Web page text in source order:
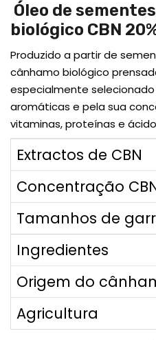
Óleo de
biológico CBN
Produzido a partir de
cânhamo biológico
especialmente
aromáticas e pela sua
vitaminas, proteínas e
Extractos de CBN
Concentração
Tamanhos de
Ingredientes
Origem do
Agricultura